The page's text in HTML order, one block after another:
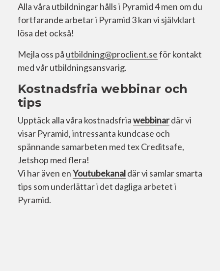
Alla våra utbildningar hålls i Pyramid 4 men om du
fortfarande arbetar i Pyramid 3 kan vi självklart
lösa det också!
Mejla oss på utbildning@proclient.seför kontakt
med vår utbildningsansvarig.
Kostnadsfria webbinar och
tips
Upptäck alla våra kostnadsfriawebbinardär vi
visar Pyramid, intressanta kundcase och
spännande samarbeten med tex Creditsafe,
Jetshop med flera!
Vi har även enYoutubekanaldär vi samlar smarta
tips som underlättar i det dagliga arbetet i
Pyramid.